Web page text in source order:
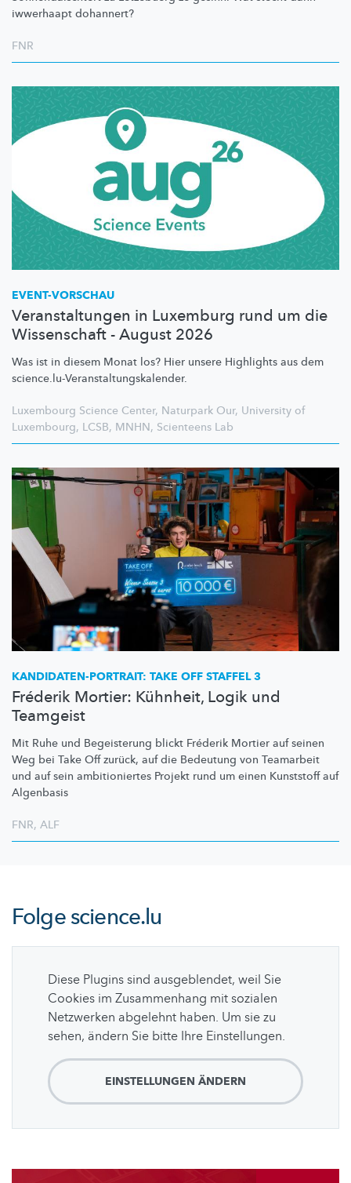
iwwerhaapt dohannert?
FNR
EVENT-VORSCHAU
Veranstaltungen in Luxemburg rund um die
Wissenschaft - August 2026
Was ist in diesem Monat los? Hier unsere Highlights aus dem
science.lu-Veranstaltungskalender.
Luxembourg Science Center, Naturpark Our, University of
Luxembourg, LCSB, MNHN, Scienteens Lab
KANDIDATEN-PORTRAIT: TAKE OFF STAFFEL 3
Fréderik Mortier: Kühnheit, Logik und
Teamgeist
Mit Ruhe und Begeisterung blickt Fréderik Mortier auf seinen
Weg bei Take Off zurück, auf die Bedeutung von Teamarbeit
und auf sein ambitioniertes Projekt rund um einen Kunststoff auf
Algenbasis
FNR, ALF
Folgescience.lu
Diese Plugins sind ausgeblendet, weil Sie
Cookies im Zusammenhang mit sozialen
Netzwerken abgelehnt haben. Um sie zu
sehen, ändern Sie bitte Ihre Einstellungen.
EINSTELLUNGEN ÄNDERN